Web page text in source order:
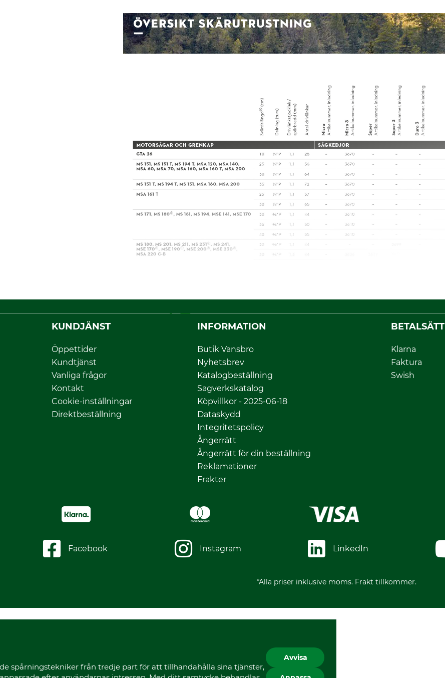
KUNDJÄNST
Öppettider
Kundtjänst
Vanliga frågor
Kontakt
Cookie-inställningar
Direktbeställning
INFORMATION
Butik Vansbro
Nyhetsbrev
Katalogbeställning
Sagverkskatalog
Köpvillkor - 2025-06-18
Dataskydd
Integritetspolicy
Ångerrätt
Ångerrätt för din beställning
Reklamationer
Frakter
BETALSÄTT
Klarna
Faktura
Swish
Facebook Instagram LinkedIn
*Alla priser inklusive moms. Frakt tillkommer.
spårningstekniker från tredje part för att tillhandahålla sina tjänster,
Avvisa